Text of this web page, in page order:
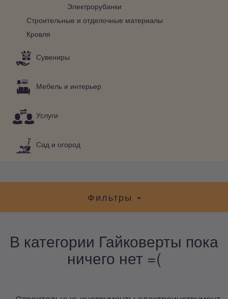
Электрорубанки
Строительные и отделочные материалы
Кровля
Сувениры
Мебель и интерьер
Услуги
Сад и огород
Фильтры
В категории Гайковерты пока
ничего нет =(